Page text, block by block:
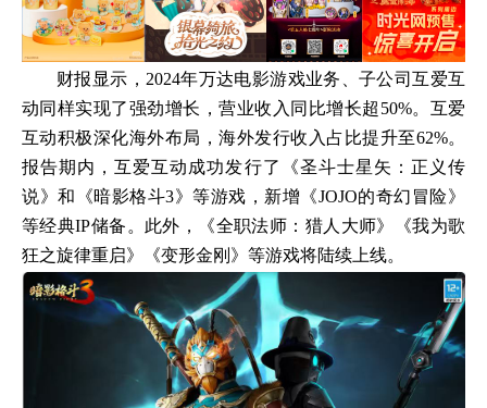
财报显示，2024年万达电影游戏业务、子公司互爱互
动同样实现了强劲增长，营业收入同比增长超50%。互爱
互动积极深化海外布局，海外发行收入占比提升至62%。
报告期内，互爱互动成功发行了《圣斗士星矢：正义传
说》和《暗影格斗3》等游戏，新增《JOJO的奇幻冒险》
等经典IP储备。此外，《全职法师：猎人大师》《我为歌
狂之旋律重启》《变形金刚》等游戏将陆续上线。